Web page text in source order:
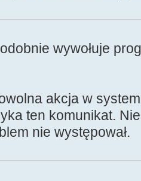
wywołuje
akcja w
ten komunikat.
nie występował.